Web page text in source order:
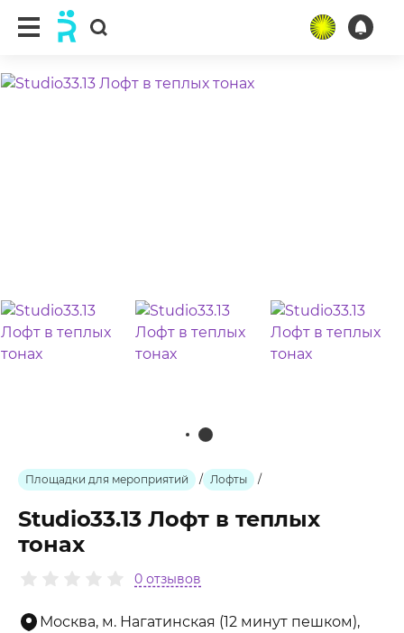
Площадки для мероприятий / Лофты /
Studio33.13 Лофт в теплых
тонах
0 отзывов
Москва, м. Нагатинская (12 минут пешком),